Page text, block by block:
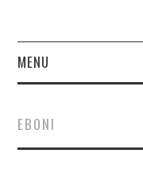
MENU
FINANCE
EBONI